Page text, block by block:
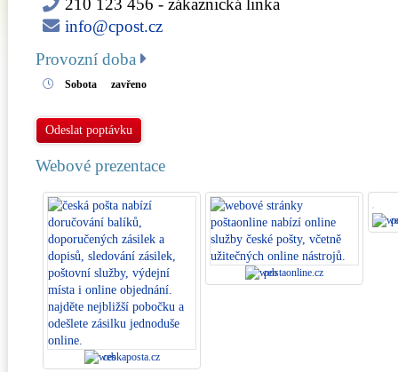
210 123 456 - zákaznická linka
info@cpost.cz
Provozní doba
Sobota zavřeno
Odeslat poptávku
Webové prezentace
ceskaposta.cz
postaonline.cz